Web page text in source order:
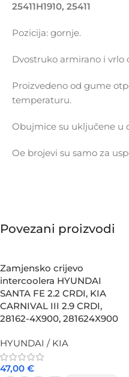
25411H1910, 25411
Pozicija: gornje.
Dvostruko armirano i vrlo
Proizvedeno od gume
temperaturu.
Obujmice su uključene u
Oe brojevi su samo za
Povezani proizvodi
Zamjensko crijevo
intercoolera HYUNDAI
SANTA FE 2.2 CRDI, KIA
CARNIVAL III 2.9 CRDI,
28162-4X900, 281624X900
HYUNDAI / KIA
47,00 €